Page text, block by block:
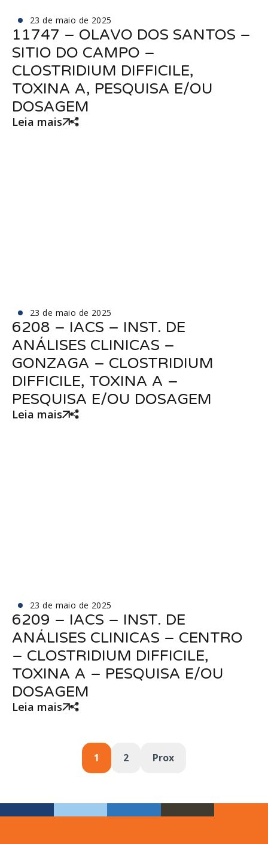
23 de maio de 2025
11747 – OLAVO DOS SANTOS –
SITIO DO CAMPO –
CLOSTRIDIUM DIFFICILE,
TOXINA A, PESQUISA E/OU
DOSAGEM
Leia mais
23 de maio de 2025
6208 – IACS – INST. DE
ANÁLISES CLINICAS –
GONZAGA – CLOSTRIDIUM
DIFFICILE, TOXINA A –
PESQUISA E/OU DOSAGEM
Leia mais
23 de maio de 2025
6209 – IACS – INST. DE
ANÁLISES CLINICAS – CENTRO
– CLOSTRIDIUM DIFFICILE,
TOXINA A – PESQUISA E/OU
DOSAGEM
Leia mais
1 2 Prox